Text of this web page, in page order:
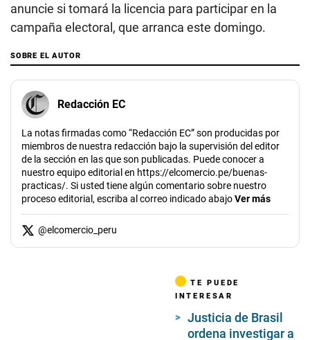
anuncie si tomará la licencia para participar en la
campaña electoral, que arranca este domingo.
SOBRE EL AUTOR
Redacción EC
La notas firmadas como “Redacción EC” son producidas por
miembros de nuestra redacción bajo la supervisión del editor
de la sección en las que son publicadas. Puede conocer a
nuestro equipo editorial en https://elcomercio.pe/buenas-
practicas/. Si usted tiene algún comentario sobre nuestro
proceso editorial, escriba al correo indicado abajoVer más
@elcomercio_peru
TE PUEDE
INTERESAR
Justicia de Brasil
ordena investigar a